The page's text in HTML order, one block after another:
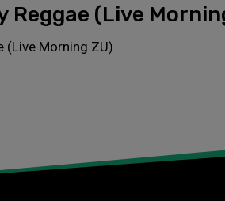
Reggae (Live
(Live Morning ZU)